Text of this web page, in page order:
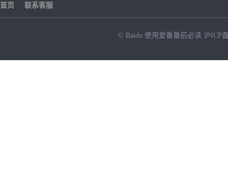
首页 联系客服
© Baidu 使用爱番番前必读 沪ICP